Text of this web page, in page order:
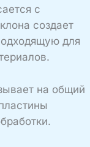
с
создает
для
на общий